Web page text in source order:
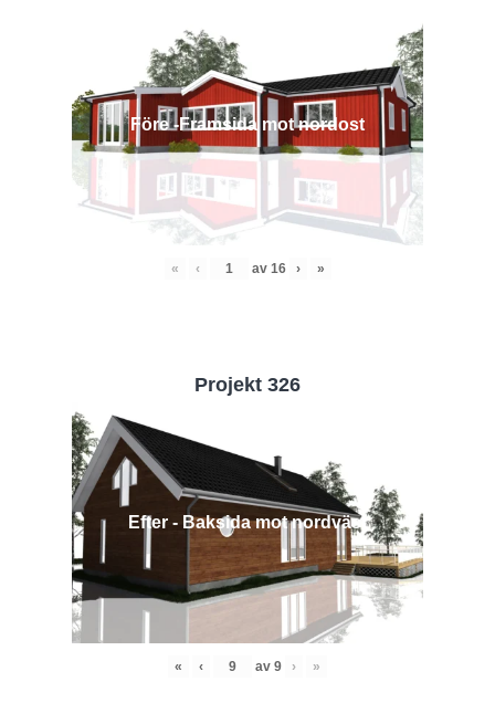
Före -Framsida mot nordost
« ‹ av 16 › »
Projekt 326
Efter - Baksida mot nordväst
« ‹ av 9 › »